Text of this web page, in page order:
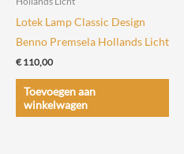
Lotek Lamp Classic Design
Benno Premsela Hollands Licht
€110,00
Toevoegen aan
winkelwagen